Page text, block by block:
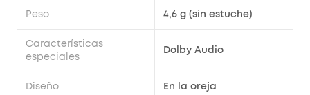
Peso 4,6 g (sin estuche)
Características
especiales
Dolby Audio
Diseño En la oreja